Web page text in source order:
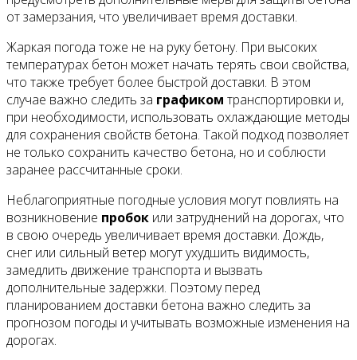
от замерзания, что увеличивает время доставки.
Жаркая погода тоже не на руку бетону. При высоких
температурах бетон может начать терять свои свойства,
что также требует более быстрой доставки. В этом
случае важно следить за графиком транспортировки и,
при необходимости, использовать охлаждающие методы
для сохранения свойств бетона. Такой подход позволяет
не только сохранить качество бетона, но и соблюсти
заранее рассчитанные сроки.
Неблагоприятные погодные условия могут повлиять на
возникновение пробок или затруднений на дорогах, что
в свою очередь увеличивает время доставки. Дождь,
снег или сильный ветер могут ухудшить видимость,
замедлить движение транспорта и вызвать
дополнительные задержки. Поэтому перед
планированием доставки бетона важно следить за
прогнозом погоды и учитывать возможные изменения на
дорогах.